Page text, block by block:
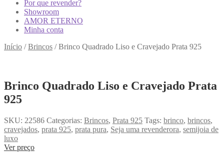
Por que revender?
Showroom
AMOR ETERNO
Minha conta
Início /Brincos /Brinco Quadrado Liso e Cravejado Prata 925
Brinco Quadrado Liso e Cravejado Prata
925
SKU: 22586 Categorias: Brincos, Prata 925 Tags: brinco, brincos,
cravejados, prata 925, prata pura, Seja uma revenderora, semijoia de
luxo
Ver preço